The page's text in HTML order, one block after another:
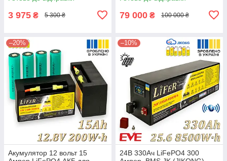
найкраща заміна для AGM
3 975 ₴ 5 300 ₴ 79 000 ₴ 100 000 ₴
–20%
Акумулятор 12 вольт 15
–10%
24В 330Ач LiFePO4 300